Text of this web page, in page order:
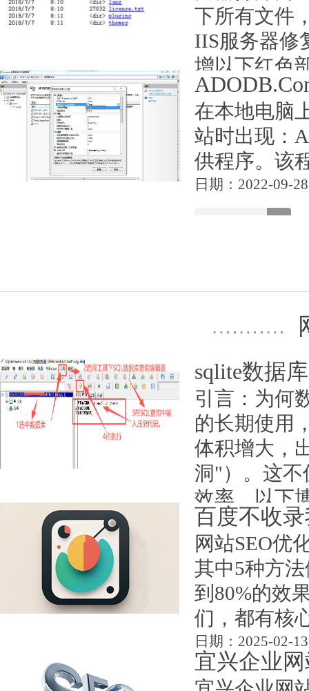
下所有文件
IIS服务器修
增以下红色
日期：2024-07-22
在本地电脑
站时出现：
供程序。该
日期：2022-09-28
sqlite数据
引言：为何
的长期使用
体积增大，
洞"）。这不
效率。以下
实现数据库
一、SQ...
日期：2026-01-24
百度不收
网站SEO优
其中5种方
到80%的效
们，都有核
日期：2025-02-13
宜兴企业